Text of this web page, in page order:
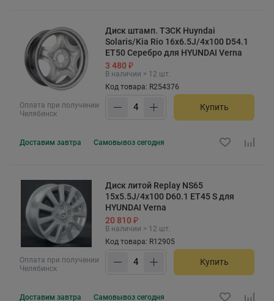
Оплата при получении
Челябинск
Диск штамп. ТЗСК Huyndai
Solaris/Kia Rio 16x6.5J/4x100 D54.1
ET50 Серебро для HYUNDAI Verna
3 480 ₽
В наличии > 12 шт.
Код товара: R254376
Купить
Доставим завтра Самовывоз сегодня
Оплата при получении
Челябинск
Диск литой Replay NS65
15x5.5J/4x100 D60.1 ET45 S для
HYUNDAI Verna
20 810 ₽
В наличии > 12 шт.
Код товара: R12905
Купить
Доставим завтра Самовывоз сегодня